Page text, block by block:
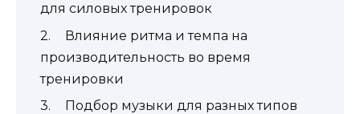
для силовых тренировок
Влияние ритма и темпа на
производительность во время
тренировки
Подбор музыки для разных типов